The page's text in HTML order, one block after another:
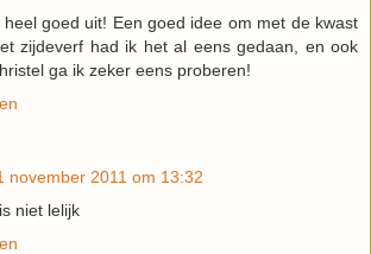
goed uit! Een goed idee om met de kwast
zijdeverf had ik het al eens gedaan, en ook
ga ik zeker eens proberen!
november 2011 om 13:32
niet lelijk